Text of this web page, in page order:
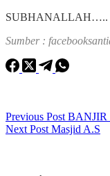
SUBHANALLAH…..
Sumber :
Previous Post
Next Post Masjid A.S